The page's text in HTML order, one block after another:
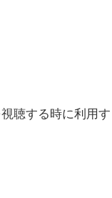
聴する時に利用す